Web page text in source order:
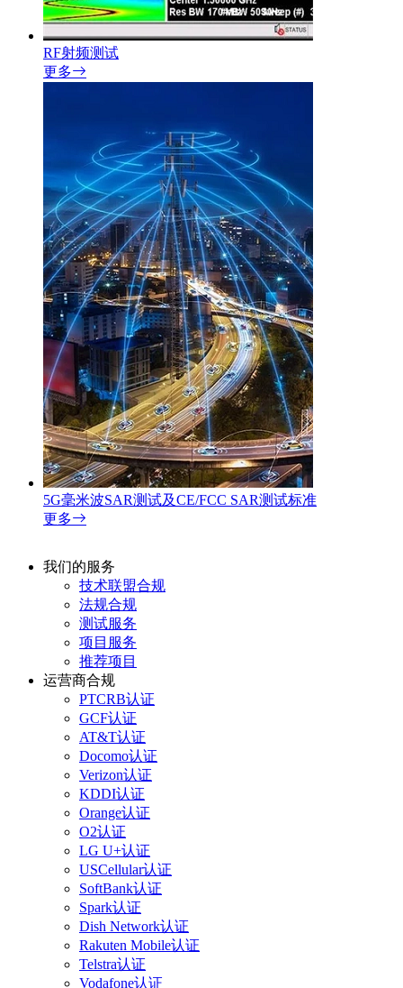
RF射频测试
更多
5G毫米波SAR测试及CE/FCC SAR测试标准
更多
我们的服务
技术联盟合规
法规合规
测试服务
项目服务
推荐项目
运营商合规
PTCRB认证
GCF认证
AT&T认证
Docomo认证
Verizon认证
KDDI认证
Orange认证
O2认证
LG U+认证
USCellular认证
SoftBank认证
Spark认证
Dish Network认证
Rakuten Mobile认证
Telstra认证
Vodafone认证